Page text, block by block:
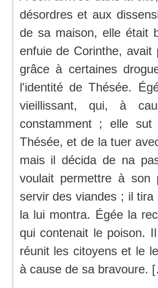
désordres et aux
de sa maison, elle était
enfuie de Corinthe,
grâce à certaines
l'identité de Thésée.
vieillissant, qui, à
constamment ; elle
Thésée, et de la tuer
mais il décida de na
voulait permettre à son
servir des viandes ; il
la lui montra. Égée la
qui contenait le poison.
réunit les citoyens et le
à cause de sa bravoure.